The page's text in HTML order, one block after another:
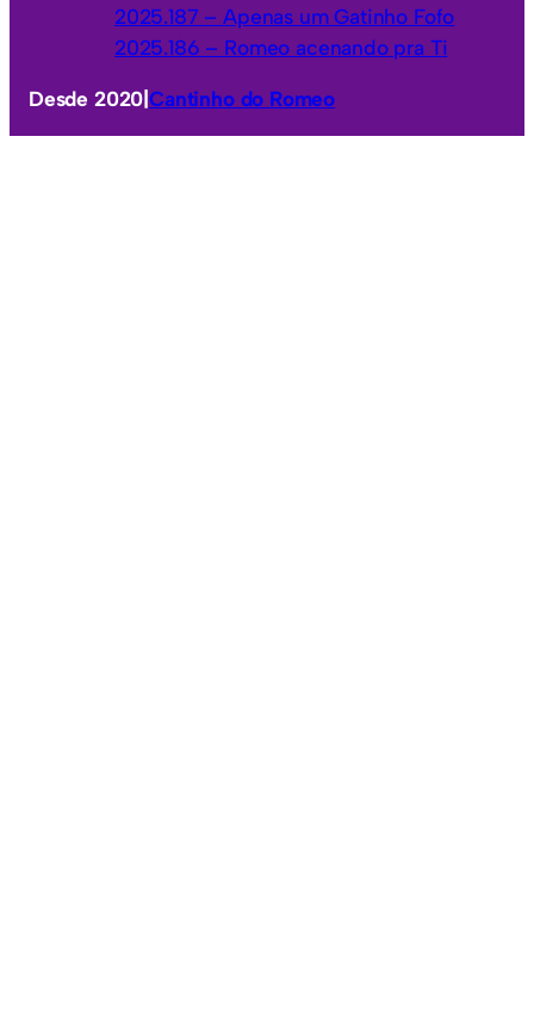
2025.187 – Apenas um Gatinho Fofo
2025.186 – Romeo acenando pra Ti
Desde 2020 |Cantinho do Romeo